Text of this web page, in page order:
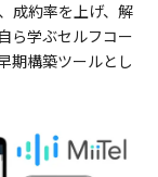
成約率を上げ、解
ら学ぶセルフコー
期構築ツールとし